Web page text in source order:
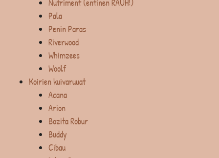
Nutriment (entinen RAUH!)
Pala
Penin Paras
Riverwood
Whimzees
Woolf
Koirien kuivaruuat
Acana
Arion
Bozita Robur
Buddy
Cibau